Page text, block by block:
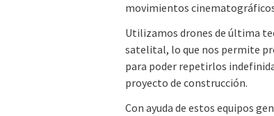
movimientos
Utilizamos drones de última
satelital, lo que nos permite
para poder repetirlos
proyecto de construcción.
Con ayuda de estos equipos